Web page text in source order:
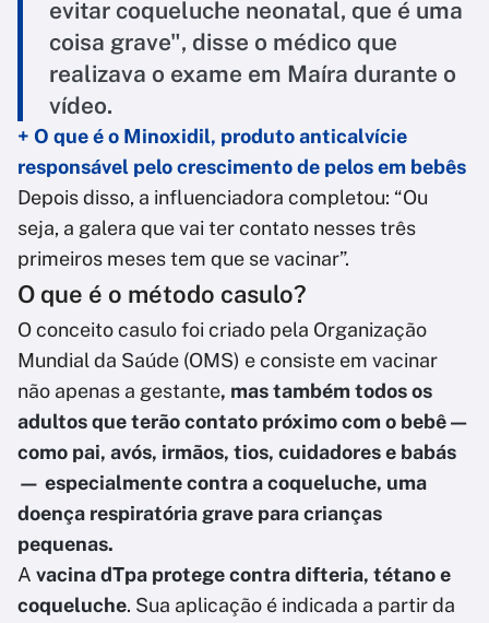
evitar coqueluche neonatal, que é uma
coisa grave", disse o médico que
realizava o exame em Maíra durante o
vídeo.
+ O que é o Minoxidil, produto anticalvície
responsável pelo crescimento de pelos em bebês
Depois disso, a influenciadora completou: “Ou
seja, a galera que vai ter contato nesses três
primeiros meses tem que se vacinar”.
O que é o método casulo?
O conceito casulo foi criado pela Organização
Mundial da Saúde (OMS) e consiste em vacinar
não apenas a gestante, mas também todos os
adultos que terão contato próximo com o bebê —
como pai, avós, irmãos, tios, cuidadores e babás
— especialmente contra a coqueluche, uma
doença respiratória grave para crianças
pequenas.
A vacina dTpa protege contra difteria, tétano e
coqueluche. Sua aplicação é indicada a partir da